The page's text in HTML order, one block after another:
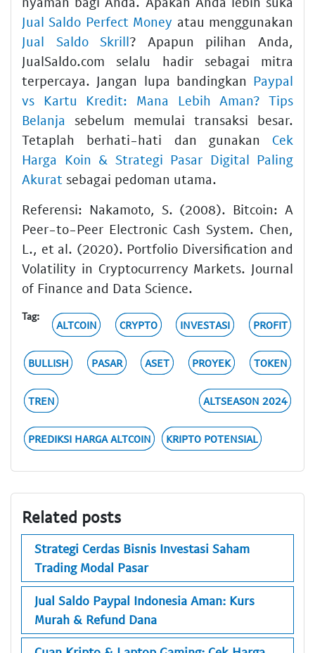
Jual Saldo Perfect Money atau menggunakan
Jual Saldo Skrill? Apapun pilihan Anda,
JualSaldo.com selalu hadir sebagai mitra
terpercaya. Jangan lupa bandingkan Paypal
vs Kartu Kredit: Mana Lebih Aman? Tips
Belanja sebelum memulai transaksi besar.
Tetaplah berhati-hati dan gunakan Cek
Harga Koin & Strategi Pasar Digital Paling
Akurat sebagai pedoman utama.
Referensi: Nakamoto, S. (2008). Bitcoin: A
Peer-to-Peer Electronic Cash System. Chen,
L., et al. (2020). Portfolio Diversification and
Volatility in Cryptocurrency Markets. Journal
of Finance and Data Science.
Tag:
ALTCOIN CRYPTO INVESTASI PROFIT
BULLISH PASAR ASET PROYEK TOKEN
TREN ALTSEASON 2024
PREDIKSI HARGA ALTCOIN KRIPTO POTENSIAL
Related posts
Strategi Cerdas Bisnis Investasi Saham
Trading Modal Pasar
Jual Saldo Paypal Indonesia Aman: Kurs
Murah & Refund Dana